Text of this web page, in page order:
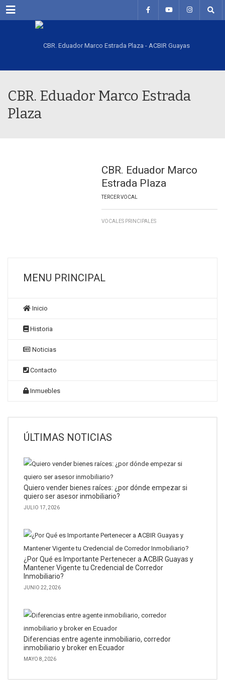
Menu
CBR. Eduador Marco Estrada
Plaza
CBR. Eduador Marco
Estrada Plaza
TERCER VOCAL
VOCALES PRINCIPALES
MENU PRINCIPAL
Inicio
Historia
Noticias
Contacto
Inmuebles
ÚLTIMAS NOTICIAS
Quiero vender bienes raíces: ¿por dónde empezar si
quiero ser asesor inmobiliario?
JULIO 17, 2026
¿Por Qué es Importante Pertenecer a ACBIR Guayas y
Mantener Vigente tu Credencial de Corredor
Inmobiliario?
JUNIO 22, 2026
Diferencias entre agente inmobiliario, corredor
inmobiliario y broker en Ecuador
MAYO 8, 2026